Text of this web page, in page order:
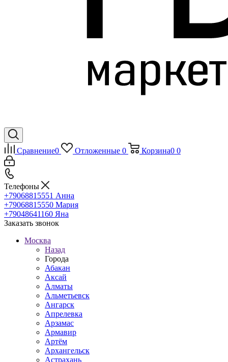
Сравнение0 Отложенные 0 Корзина0 0
Телефоны
+79068815551 Анна
+79068815550 Мария
+79048641160 Яна
Заказать звонок
Москва
Назад
Города
Абакан
Аксай
Алматы
Альметьевск
Ангарск
Апрелевка
Арзамас
Армавир
Артём
Архангельск
Астрахань